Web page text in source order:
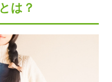
は？